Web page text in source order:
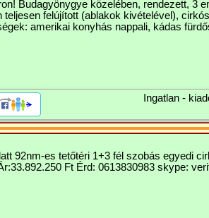
Budagyönygye közelében, rendezett, 3
felújított (ablakok kivételével), cirkós
amerikai konyhás nappali, kádas
Ingatlan -
92nm-es tetőtéri 1+3 fél szobás egyedi
Ft Érd: 0613830983 skype: